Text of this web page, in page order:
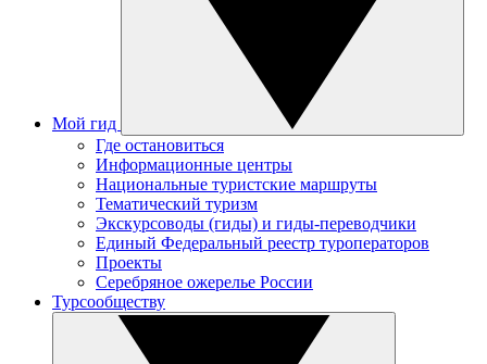
Мой гид
Где остановиться
Информационные центры
Национальные туристские маршруты
Тематический туризм
Экскурсоводы (гиды) и гиды-переводчики
Единый Федеральный реестр туроператоров
Проекты
Серебряное ожерелье России
Турсообществу